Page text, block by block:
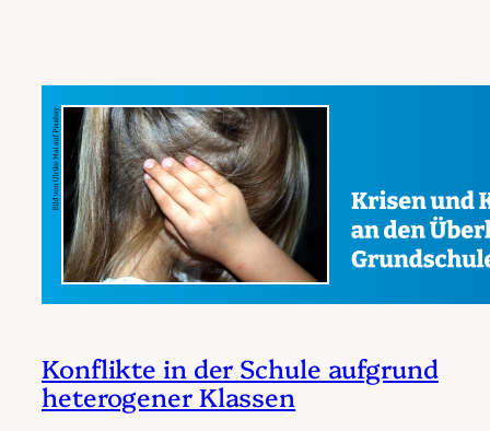
Konflikte in der Schule aufgrund
heterogener Klassen